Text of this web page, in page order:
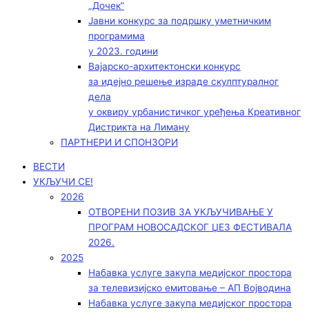
„Дочек”
Јавни конкурс за подршку уметничким
програмима
у 2023. години
Вајарско-архитектонски конкурс
за идејно решење израде скулптуралног
дела
у оквиру урбанистичког уређења Креативног
Дистрикта на Лиману
ПАРТНЕРИ И СПОНЗОРИ
ВЕСТИ
УКЉУЧИ СЕ!
2026
ОТВОРЕНИ ПОЗИВ ЗА УКЉУЧИВАЊЕ У
ПРОГРАМ НОВОСАДСКОГ ЏЕЗ ФЕСТИВАЛА
2026.
2025
Набавка услуге закупа медијског простора
за телевизијско емитовање – АП Војводинa
Набавка услуге закупа медијског простора